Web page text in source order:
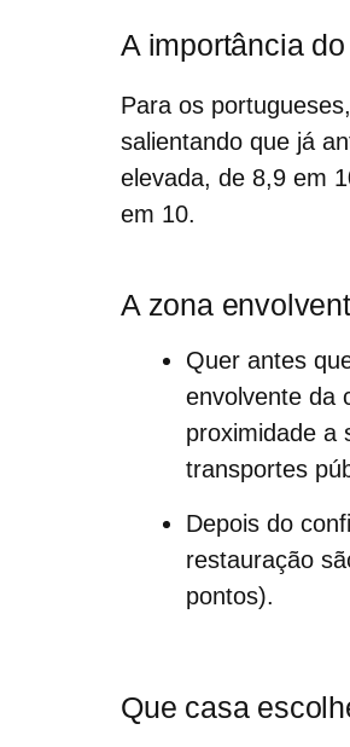
A importância
Para os
salientando que já
elevada, de 8,9 em
em 10.
A zona
Quer antes
envolvente da
proximidade a
transportes
Depois do
restauração
pontos).
Que casa